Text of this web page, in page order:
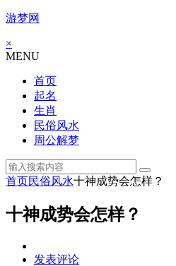
游梦网
×
MENU
首页
起名
生肖
民俗风水
周公解梦
首页民俗风水十神成势会怎样？
十神成势会怎样？
发表评论